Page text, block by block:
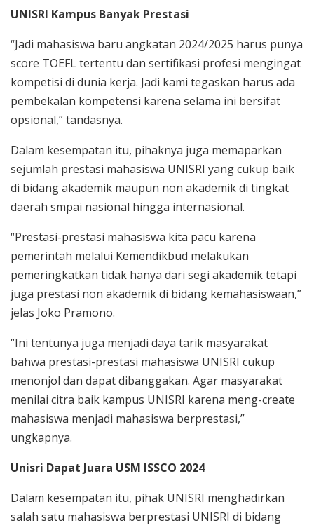
UNISRI Kampus Banyak Prestasi
“Jadi mahasiswa baru angkatan 2024/2025 harus punya
score TOEFL tertentu dan sertifikasi profesi mengingat
kompetisi di dunia kerja. Jadi kami tegaskan harus ada
pembekalan kompetensi karena selama ini bersifat
opsional,” tandasnya.
Dalam kesempatan itu, pihaknya juga memaparkan
sejumlah prestasi mahasiswa UNISRI yang cukup baik
di bidang akademik maupun non akademik di tingkat
daerah smpai nasional hingga internasional.
“Prestasi-prestasi mahasiswa kita pacu karena
pemerintah melalui Kemendikbud melakukan
pemeringkatkan tidak hanya dari segi akademik tetapi
juga prestasi non akademik di bidang kemahasiswaan,”
jelas Joko Pramono.
“Ini tentunya juga menjadi daya tarik masyarakat
bahwa prestasi-prestasi mahasiswa UNISRI cukup
menonjol dan dapat dibanggakan. Agar masyarakat
menilai citra baik kampus UNISRI karena meng-create
mahasiswa menjadi mahasiswa berprestasi,”
ungkapnya.
Unisri Dapat Juara USM ISSCO 2024
Dalam kesempatan itu, pihak UNISRI menghadirkan
salah satu mahasiswa berprestasi UNISRI di bidang